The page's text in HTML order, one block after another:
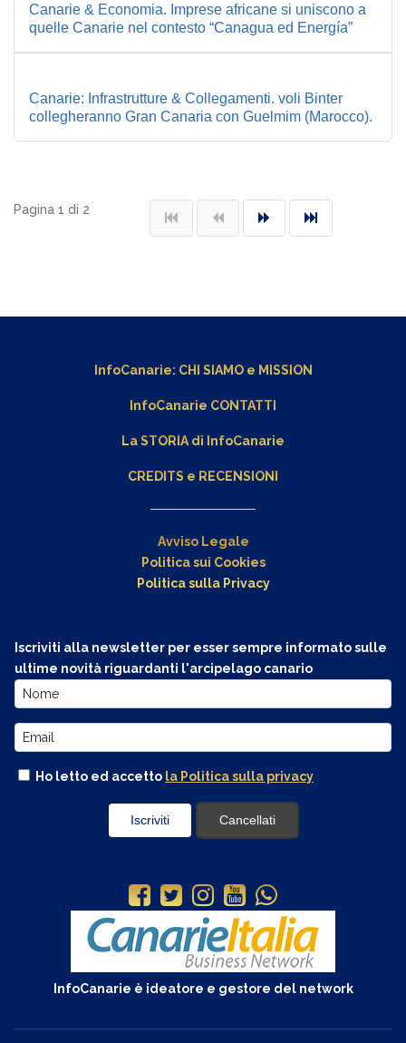
Canarie & Economia. Imprese africane si uniscono a
quelle Canarie nel contesto “Canagua ed Energía”
Canarie: Infrastrutture & Collegamenti. voli Binter
collegheranno Gran Canaria con Guelmim (Marocco).
Pagina 1 di 2
InfoCanarie: CHI SIAMOe MISSION
InfoCanarie CONTATTI
La STORIA di InfoCanarie
CREDITS e RECENSIONI
Avviso Legale
Politica sui Cookies
Politica sulla Privacy
Iscriviti alla newsletter per esser sempre informato sulle
ultime novità riguardanti l'arcipelago canario
Ho letto ed accetto la Politica sulla privacy
InfoCanarie è ideatore e gestore del network